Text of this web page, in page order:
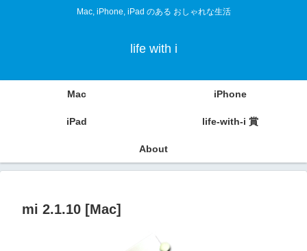
Mac, iPhone, iPad のある おしゃれな生活
life with i
Mac iPhone
iPad life-with-i 賞
About
mi 2.1.10 [Mac]